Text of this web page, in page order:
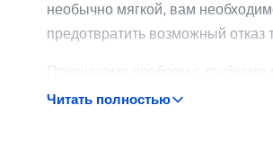
необычно мягкой, вам
предотвратить возможный отказ
пространстве или под днищем. В
Читать полностью